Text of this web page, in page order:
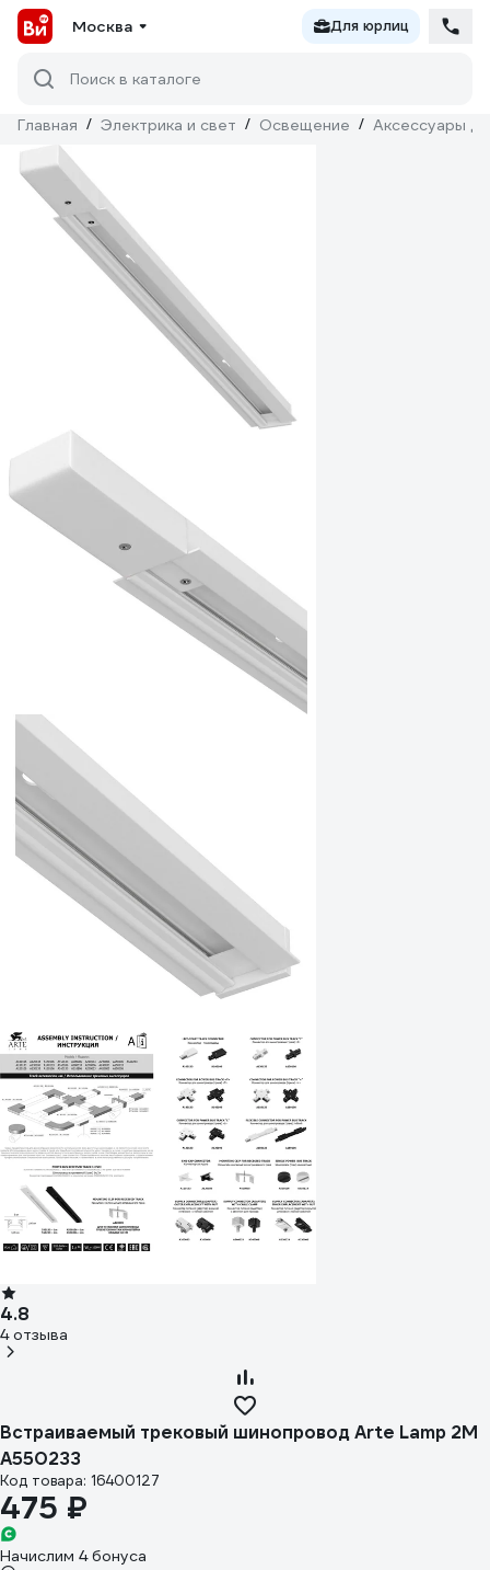
Москва Для юрлиц
Поиск в каталоге
Главная / Электрика и свет / Освещение / Аксессуары
4.8
4 отзыва
Встраиваемый трековый шинопровод Arte Lamp 2M
A550233
Код товара: 16400127
475 ₽
Начислим 4 бонуса